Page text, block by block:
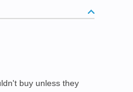
buy unless they